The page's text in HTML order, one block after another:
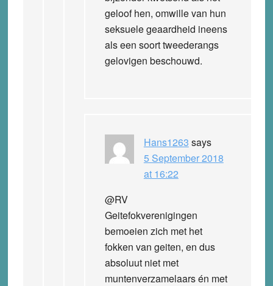
geloof hen, omwille van hun
seksuele geaardheid ineens
als een soort tweederangs
gelovigen beschouwd.
Hans1263 says
5 September 2018
at 16:22
@RV
Geitefokverenigingen
bemoeien zich met het
fokken van geiten, en dus
absoluut niet met
muntenverzamelaars én met